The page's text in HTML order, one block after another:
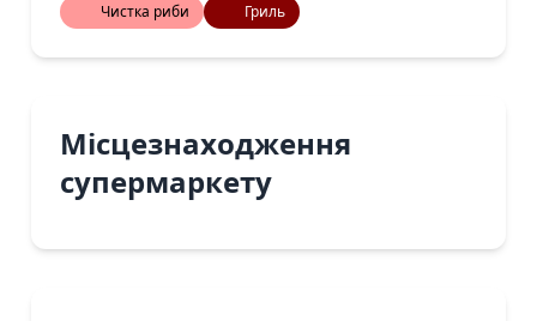
Чистка риби
Гриль
Місцезнаходження
супермаркету